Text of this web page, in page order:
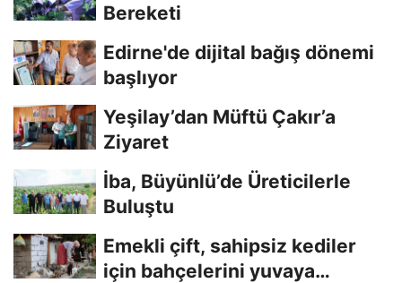
Bereketi
Edirne'de dijital bağış dönemi
başlıyor
Yeşilay’dan Müftü Çakır’a
Ziyaret
İba, Büyünlü’de Üreticilerle
Buluştu
Emekli çift, sahipsiz kediler
için bahçelerini yuvaya